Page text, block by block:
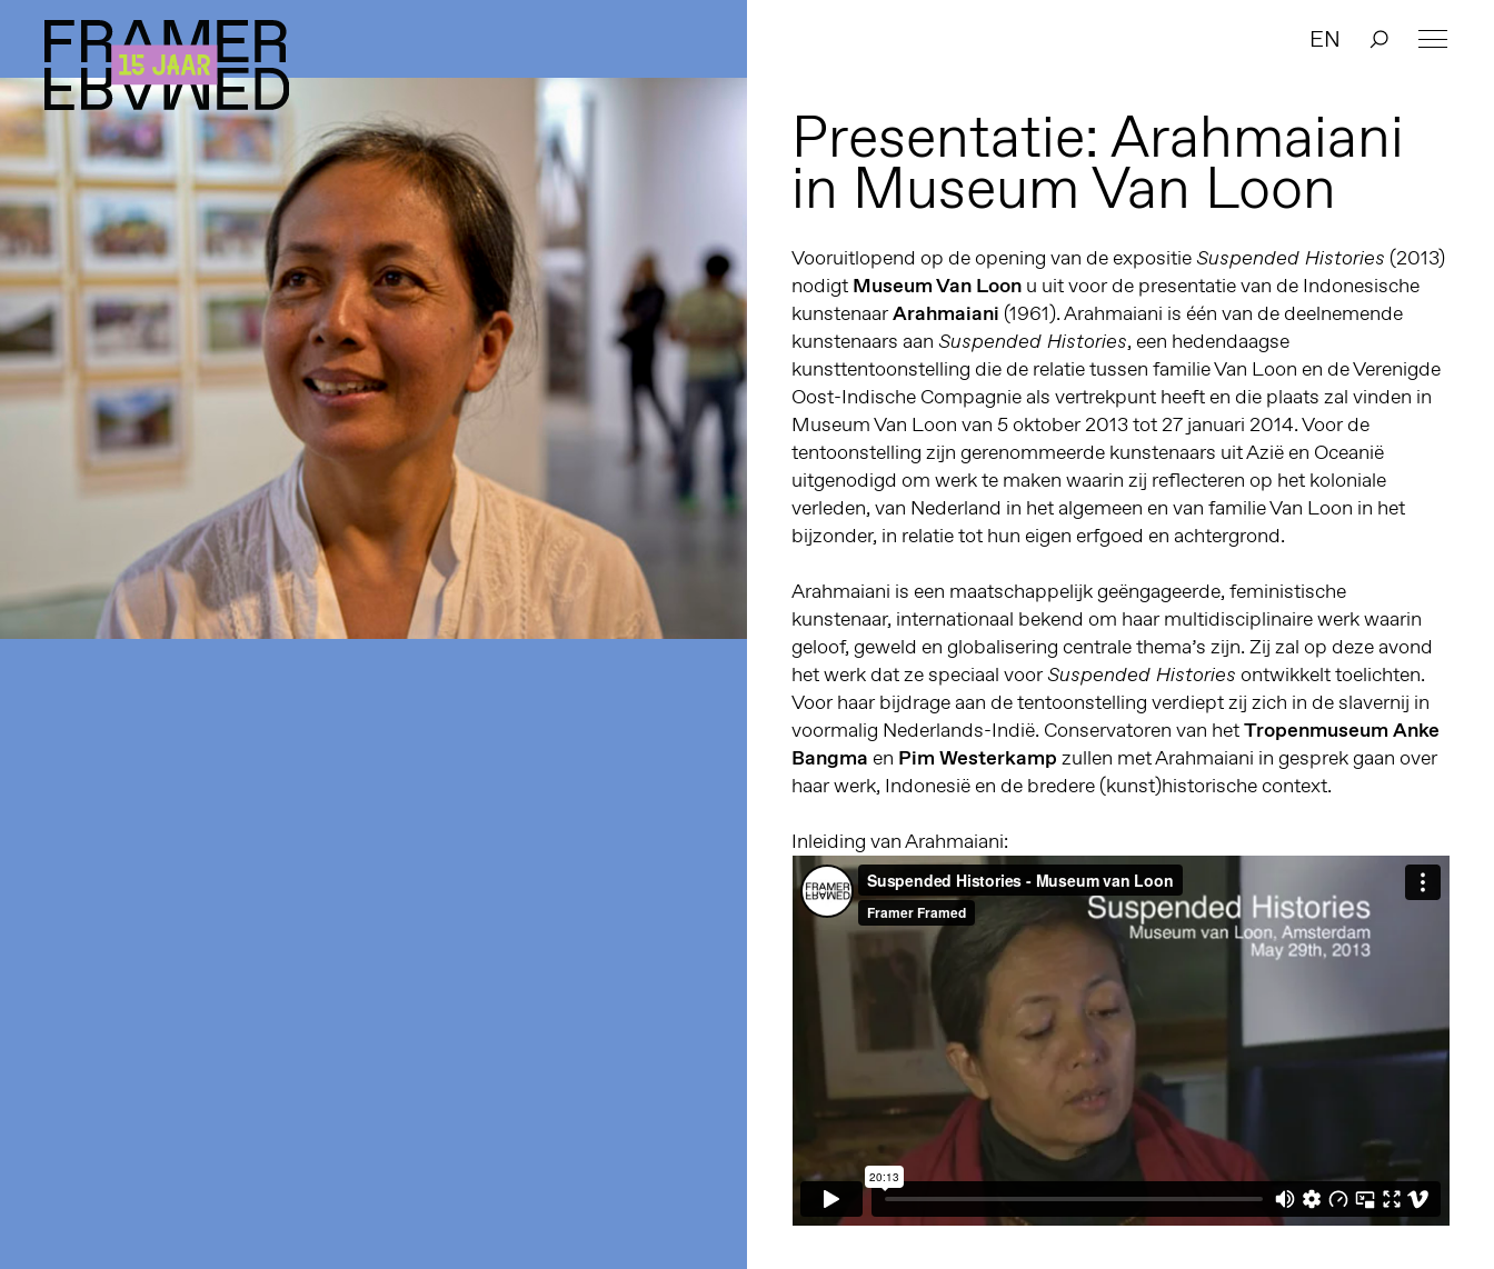
EN
Presentatie: Arahmaiani
in Museum Van Loon
Vooruitlopend op de opening van de expositieSuspended Histories (2013)
nodigt Museum Van Loon u uit voor de presentatie van de Indonesische
kunstenaarArahmaiani (1961). Arahmaiani is één van de deelnemende
kunstenaars aan Suspended Histories, een hedendaagse
kunsttentoonstelling die de relatie tussen familie Van Loon en de Verenigde
Oost-Indische Compagnie als vertrekpunt heeft en die plaats zal vinden in
Museum Van Loon van 5 oktober 2013 tot 27 januari 2014. Voor de
tentoonstelling zijn gerenommeerde kunstenaars uit Azië en Oceanië
uitgenodigd om werk te maken waarin zij reflecteren op het koloniale
verleden, van Nederland in het algemeen en van familie Van Loon in het
bijzonder, in relatie tot hun eigen erfgoed en achtergrond.
Arahmaiani is een maatschappelijk geëngageerde, feministische
kunstenaar, internationaal bekend om haar multidisciplinaire werk waarin
geloof, geweld en globalisering centrale thema’s zijn. Zij zal op deze avond
het werk dat ze speciaal voorSuspended Histories ontwikkelt toelichten.
Voor haar bijdrage aan de tentoonstelling verdiept zij zich in de slavernij in
voormalig Nederlands-Indië. Conservatoren van hetTropenmuseum Anke
Bangma en Pim Westerkamp zullen met Arahmaiani in gesprek gaan over
haar werk, Indonesië en de bredere (kunst)historische context.
Inleiding van Arahmaiani: